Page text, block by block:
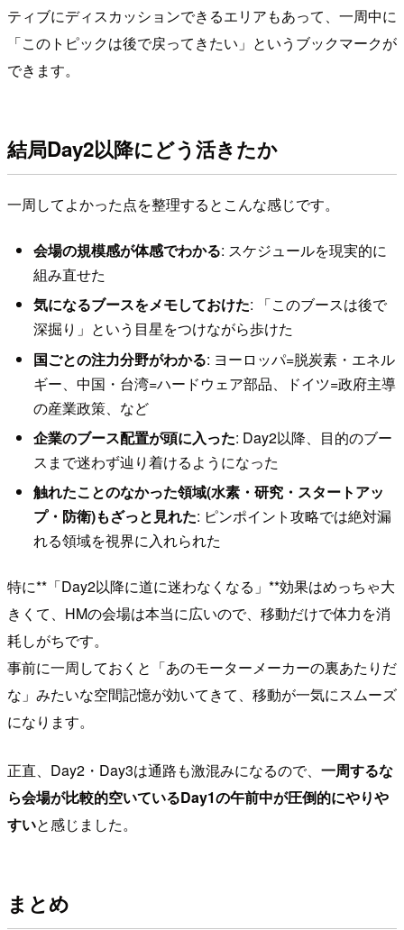
ティブにディスカッションできるエリアもあって、一周中に
「このトピックは後で戻ってきたい」というブックマークが
できます。
結局Day2以降にどう活きたか
一周してよかった点を整理するとこんな感じです。
会場の規模感が体感でわかる: スケジュールを現実的に
組み直せた
気になるブースをメモしておけた: 「このブースは後で
深掘り」という目星をつけながら歩けた
国ごとの注力分野がわかる: ヨーロッパ=脱炭素・エネル
ギー、中国・台湾=ハードウェア部品、ドイツ=政府主導
の産業政策、など
企業のブース配置が頭に入った: Day2以降、目的のブー
スまで迷わず辿り着けるようになった
触れたことのなかった領域(水素・研究・スタートアッ
プ・防衛)もざっと見れた: ピンポイント攻略では絶対漏
れる領域を視界に入れられた
特に**「Day2以降に道に迷わなくなる」**効果はめっちゃ大
きくて、HMの会場は本当に広いので、移動だけで体力を消
耗しがちです。
事前に一周しておくと「あのモーターメーカーの裏あたりだ
な」みたいな空間記憶が効いてきて、移動が一気にスムーズ
になります。
正直、Day2・Day3は通路も激混みになるので、 一周するな
ら会場が比較的空いているDay1の午前中が圧倒的にやりや
すいと感じました。
まとめ